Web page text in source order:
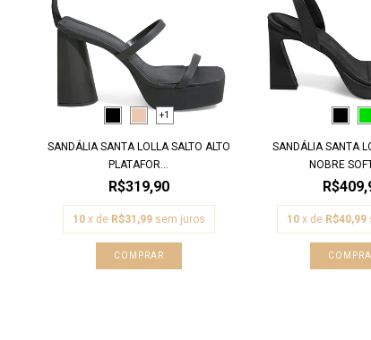
+1
SANDÁLIA SANTA LOLLA SALTO ALTO
PLATAFOR...
R$319,90
10 x de R$31,99 sem juros
COMPRAR
SANDÁLIA SANTA
NOBRE
10 x de R$40,99